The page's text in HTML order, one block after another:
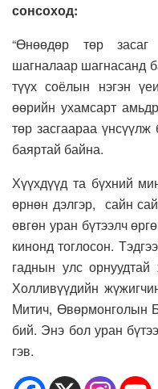
сонсоход:
“Өнөөдөр төр
шагналаар шагнасанд
түүх соёлын нэгэн
өөрийн ухамсарт
төр засгаараа
баяртай байна.
Хүүхдүүд та бүхний
өрнөн дэлгэр, сайн
өвгөн уран бүтээлч
кинонд тоглосон.
гаднын улс
Холливүүдийн
Митич, Өвөрмонголын
бий. Энэ бол уран
гэв.